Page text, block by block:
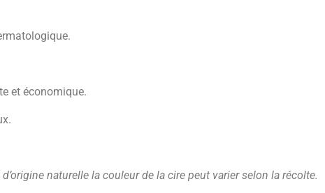
et économique.
naturelle la couleur de la cire peut varier selon la récolte.